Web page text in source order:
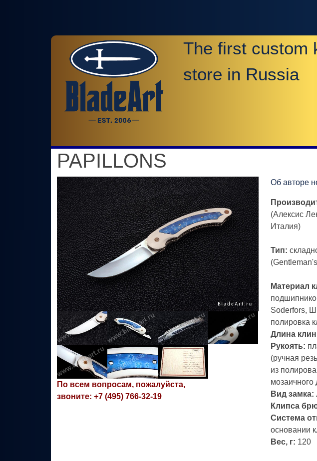
The first custom
store in Russia
PAPILLONS
По всем вопросам, пожалуйста,
звоните: +7 (495) 766-32-19
Об авторе
(Алексис
Италия)
Тип:
Материал
Soderfors,
полировка
Длина
Рукоять:
(ручная
из
мозаичного
Вид замка:
Клипса
Система
основании
Вес, г: 120